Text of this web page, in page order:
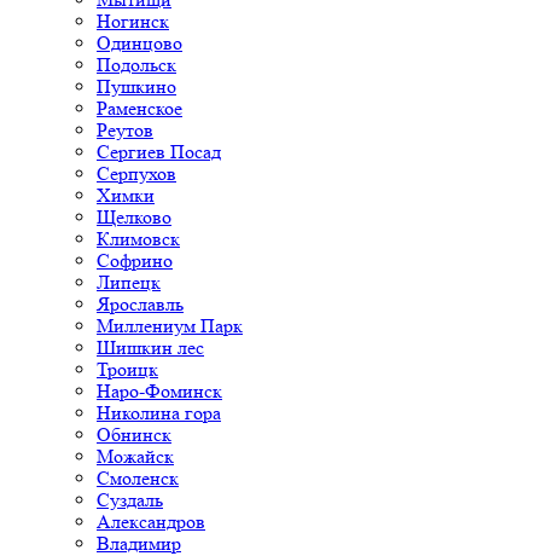
Ногинск
Одинцово
Подольск
Пушкино
Раменское
Реутов
Сергиев Посад
Серпухов
Химки
Щелково
Климовск
Софрино
Липецк
Ярославль
Миллениум Парк
Шишкин лес
Троицк
Наро-Фоминск
Николина гора
Обнинск
Можайск
Смоленск
Суздаль
Александров
Владимир